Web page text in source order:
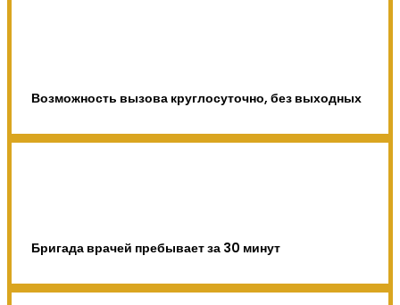
Возможность вызова круглосуточно, без выходных
Бригада врачей пребывает за 30 минут